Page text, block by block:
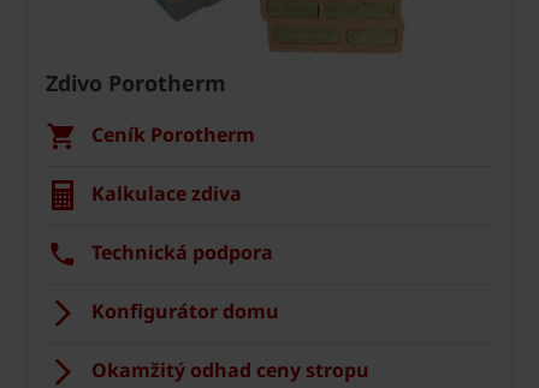
Zdivo Porotherm
Ceník Porotherm
Kalkulace zdiva
Technická podpora
Konfigurátor domu
Okamžitý odhad ceny stropu